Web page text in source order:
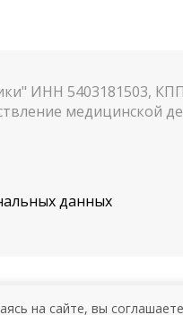
ИНН 5403181503,
медицинской
данных
на сайте, вы